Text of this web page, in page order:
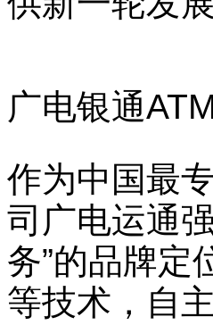
广电银通
作为中国最
司广电运通
务”的品牌定
等技术，自